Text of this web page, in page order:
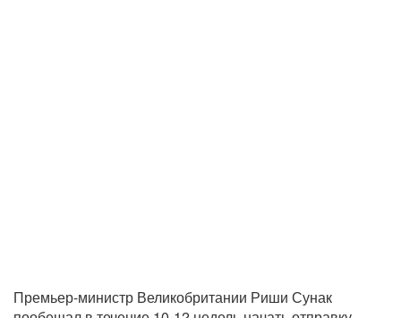
Премьер-министр Великобритании Риши Сунак